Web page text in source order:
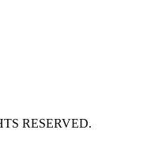
RESERVED.